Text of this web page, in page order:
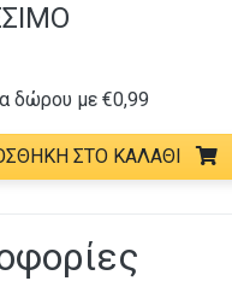
δώρου με €0,99
ΣΤΟ ΚΑΛΆΘΙ